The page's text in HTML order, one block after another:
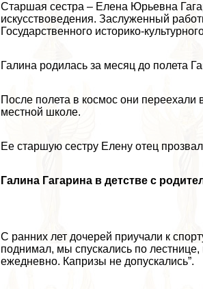
Старшая сестра – Елена Юрьевна
искусствоведения. Заслуженный
Государственного историко-
Галина родилась за месяц до полета
После полета в космос они переехали
местной школе.
Ее старшую сестру Елену отец
Галина Гагарина в детстве с
С ранних лет дочерей приучали к
поднимал, мы спускались по
ежедневно. Капризы не допускались”.